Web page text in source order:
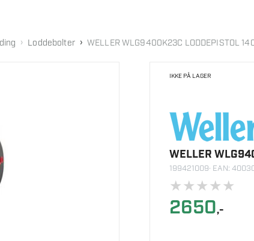
› Loddebolter › WELLER WLG9400K23C LODDEPISTOL
IKKE PÅ LAGER
WELLER
199421009· EAN:
★★★★★
2650,-